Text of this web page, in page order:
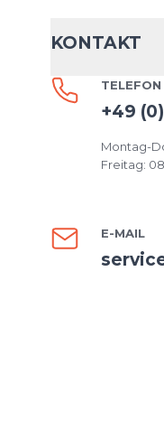
KONTAKT
TELEFON
+49
Montag-
Freitag:
E-MAIL